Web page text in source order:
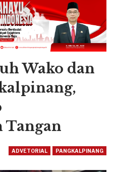
Wako dan
Tangan
ADVETORIAL PANGKALPINANG